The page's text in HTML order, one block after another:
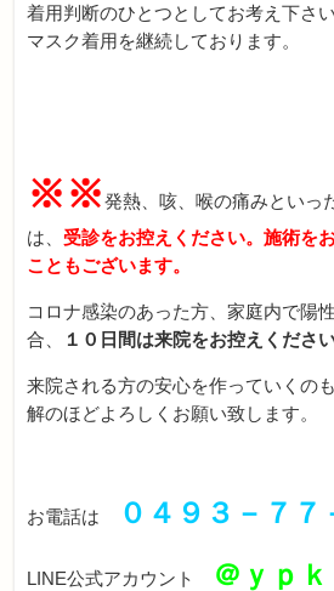
着用判断のひとつとしてお考え下さ
マスク着用を継続しております。
※※発熱、咳、喉の痛みといっ
は、 受診をお控えください。施術を
こともございます。
コロナ感染のあった方、家庭内で陽
合、
１０日間は来院をお控えください
来院される方の安心を作っていくの
解のほどよろしくお願い致します。
お電話は ０４９３－７７
LINE公式アカウント ＠ｙｐ